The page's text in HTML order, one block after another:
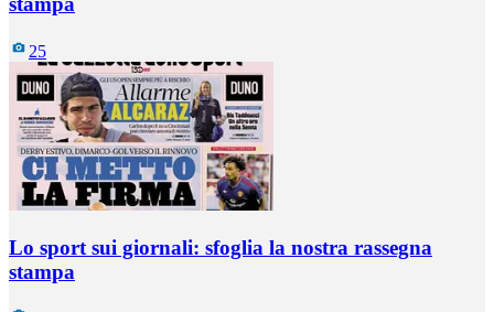
25
Lo sport sui giornali: sfoglia la nostra rassegna
stampa